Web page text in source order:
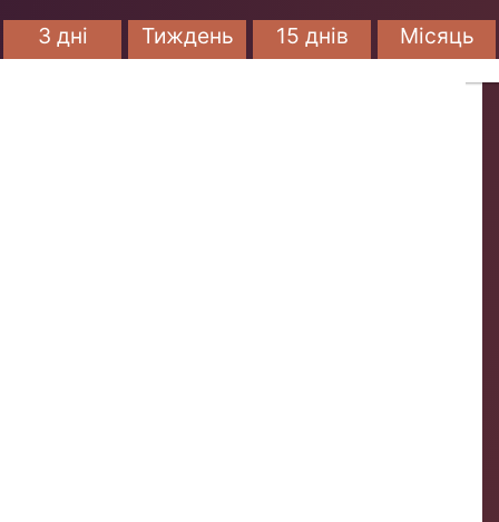
3 дні Тиждень 15 днів Місяць